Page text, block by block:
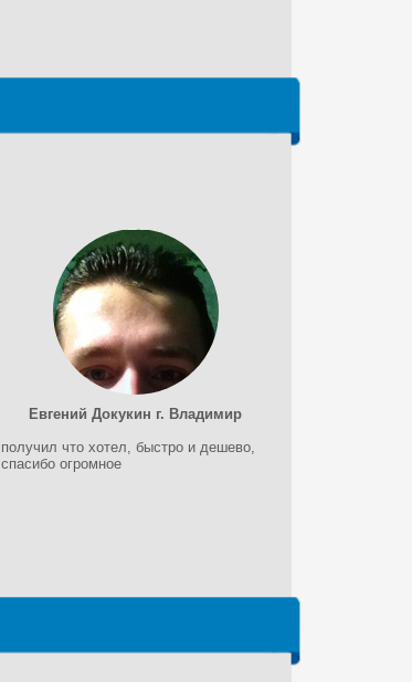
Евгений Докукин г. Владимир
получил что хотел, быстро и дешево,
спасибо огромное